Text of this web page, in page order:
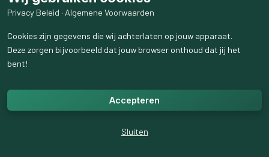
Privacy Beleid · Algemene Voorwaarden
Cookies zijn gegevens die wij achterlaten op jouw apparaat.
Deze zorgen bijvoorbeeld dat jouw browser onthoud dat jij het
bent!
Accepteren
Sluiten